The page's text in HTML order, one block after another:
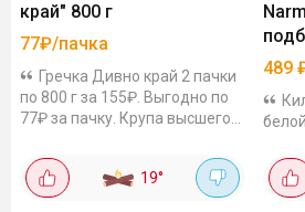
край" 800 г
77₽/пачка
Гречка Дивно край 2 пачки
по 800 г за 155₽. Выгодно по
77₽ за пачку. Крупа высшего
быстро. Отборная,
калиброванная. Упаковка с
клапаном -...
19°
489